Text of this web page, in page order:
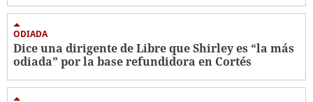
ODIADA
Dice una dirigente de Libre que Shirley es “la más
odiada” por la base refundidora en Cortés